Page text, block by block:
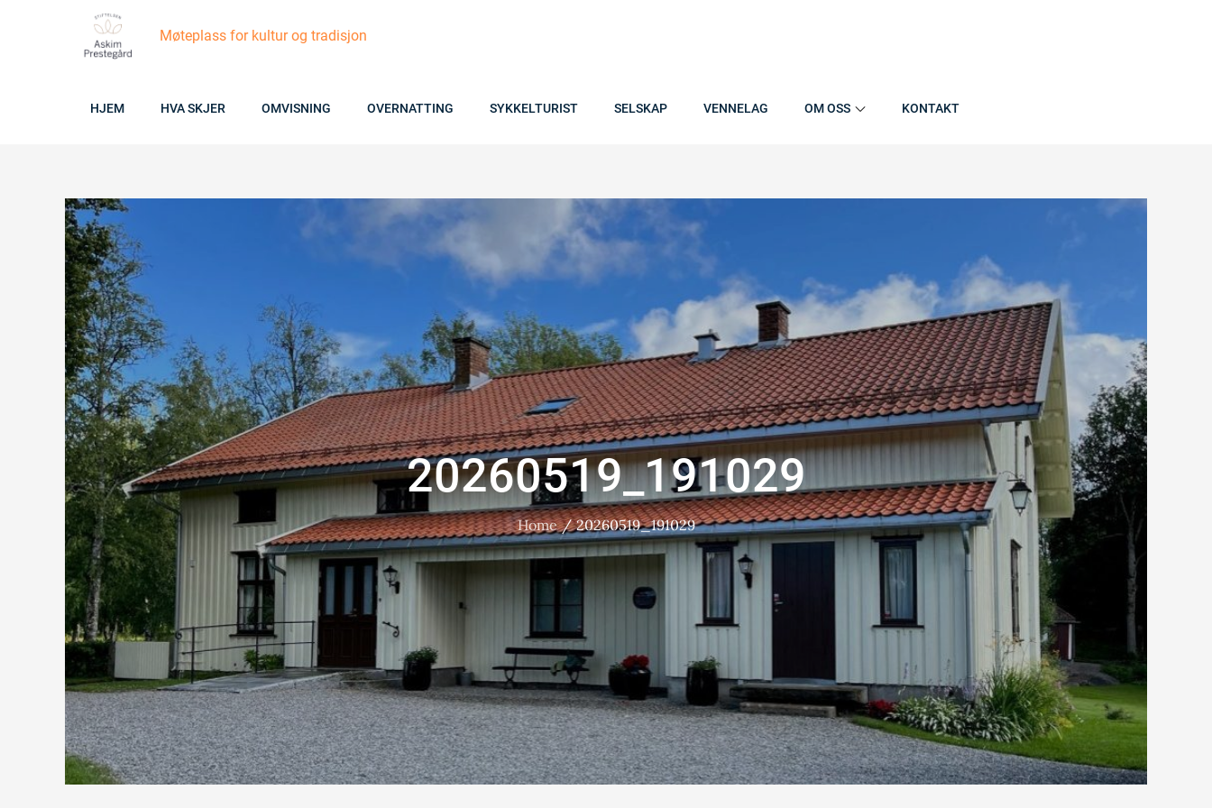
Møteplass for kultur og tradisjon
HJEM HVA SKJER OMVISNING OVERNATTING SYKKELTURIST SELSKAP VENNELAG OM OSS KONTAKT
20260519_191029
Home 20260519_191029